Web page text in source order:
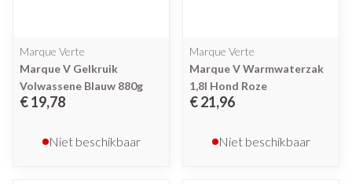
Marque Verte
Marque V Gelkruik
Volwassene Blauw 880g
€ 19,78
Niet beschikbaar
Marque Verte
Marque V Warmwaterzak
1,8l Hond Roze
€ 21,96
Niet beschikbaar